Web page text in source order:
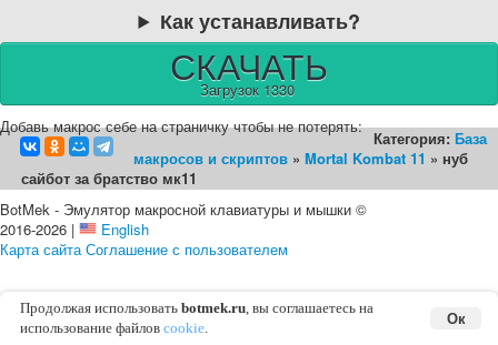
Как устанавливать?
СКАЧАТЬ
Загрузок 1330
Добавь макрос себе на страничку чтобы не потерять:
Категория: База
макросов и скриптов » Mortal Kombat 11 » нуб
сайбот за братство мк11
BotMek - Эмулятор макросной клавиатуры и мышки ©
2016-2026 |
English
Карта сайта Соглашение с пользователем